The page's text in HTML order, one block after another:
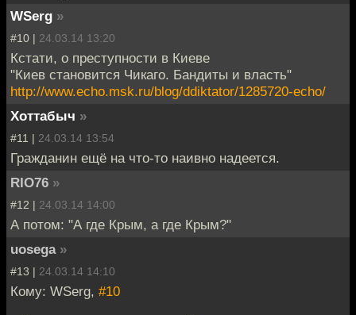
WSerg »
#10 | 24.03.14 13:20
Кстати, о преступности в Киеве
"Киев становится Чикаго. Бандиты и власть"
http://www.echo.msk.ru/blog/ddiktator/1285720-echo/
Хоттабыч »
#11 | 24.03.14 13:54
Гражданин ещё на что-то наивно надеется.
RIO76 »
#12 | 24.03.14 14:00
А потом: "А где Крым, а где Крым?"
uosega »
#13 | 24.03.14 14:10
Кому: WSerg, #10